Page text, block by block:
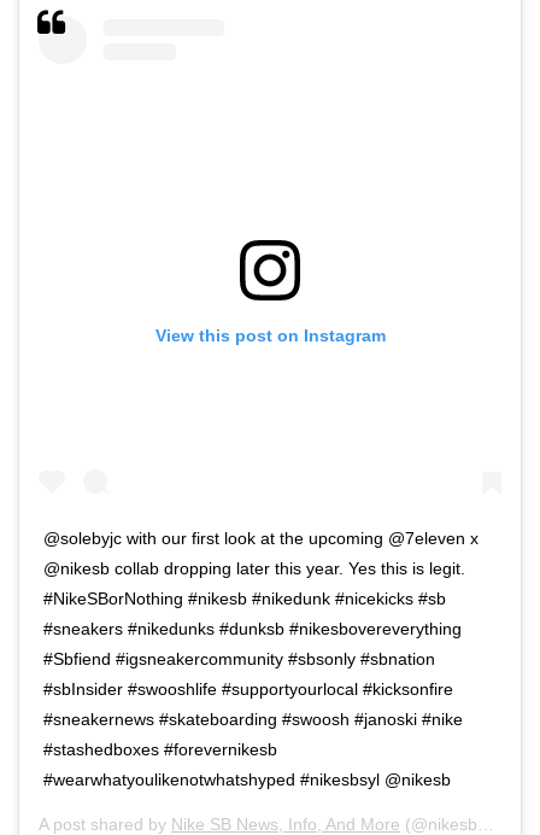
View this post on Instagram
@solebyjc with our first look at the upcoming @7eleven x
@nikesb collab dropping later this year. Yes this is legit.
#NikeSBorNothing #nikesb #nikedunk #nicekicks #sb
#sneakers #nikedunks #dunksb #nikesbovereverything
#Sbfiend #igsneakercommunity #sbsonly #sbnation
#sbInsider #swooshlife #supportyourlocal #kicksonfire
#sneakernews #skateboarding #swoosh #janoski #nike
#stashedboxes #forevernikesb
#wearwhatyoulikenotwhatshyped #nikesbsyl @nikesb
A post shared by Nike SB News, Info, And More (@nikesbornothing) on